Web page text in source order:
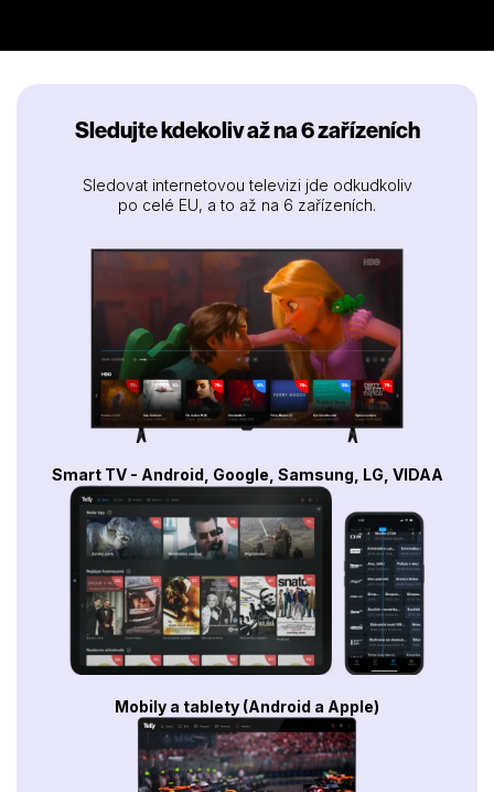
ukazuje, proč jsou tyto živé krajiny tak důležité – a zároveň tak
zranitelné.
Sledujte kdekoliv až na 6 zařízeních
Sledovat internetovou televizi jde odkudkoliv
po celé EU, a to až na 6 zařízeních.
Smart TV - Android, Google, Samsung, LG, VIDAA
Mobily a tablety (Android a Apple)